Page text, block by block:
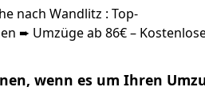
nach Wandlitz : Top-
➨ Umzüge ab 86€ –
wenn es um Ihren